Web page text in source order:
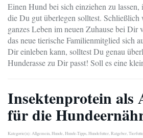
Einen Hund bei sich einziehen zu lassen,
die Du gut überlegen solltest.
ganzes Leben im neuen Zuhause bei Dir
das neue tierische Familienmitglied sich
Dir einleben kann, solltest Du genau
Hunderasse zu Dir passt! Soll es eine
Insektenprotein als
für die
Kategorie(n): Allgemein Hunde Hunde-Tipps Hundefutter Ratgeber